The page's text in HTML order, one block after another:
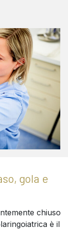
gola e
chiuso
è il